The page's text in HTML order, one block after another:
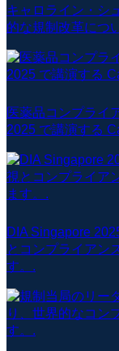
キャロライン・シ
的な規制改革につ
医薬品コンプライ
2025 で講演する
DIA Singapore
とコンプライアン
す。.